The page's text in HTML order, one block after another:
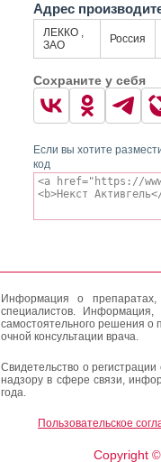
Адрес
ЛЕККО ,
ЗАО
Россия
Сохраните у себя
Если вы хотите
код
Информация о
специалистов.
самостоятельного решения о
очной консультации врача.
Свидетельство о
надзору в сфере связи,
года.
Пользовательское
Copyright ©